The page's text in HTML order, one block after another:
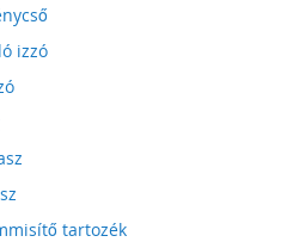
izzó
tartozék